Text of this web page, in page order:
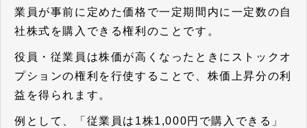
業員が事前に定めた価格で一定期間内に一定数の自
社株式を購入できる権利のことです。
役員・従業員は株価が高くなったときにストックオ
プションの権利を行使することで、株価上昇分の利
益を得られます。
例として、「従業員は1株1,000円で購入できる」